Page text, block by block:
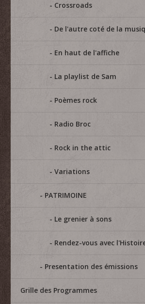
Crossroads
De l'autre coté de la
En haut de l'affiche
La playlist de Sam
Poèmes rock
Radio Broc
Rock in the attic
Variations
PATRIMOINE
Le grenier à sons
Rendez-vous avec
Presentation des émissions
Grille des Programmes